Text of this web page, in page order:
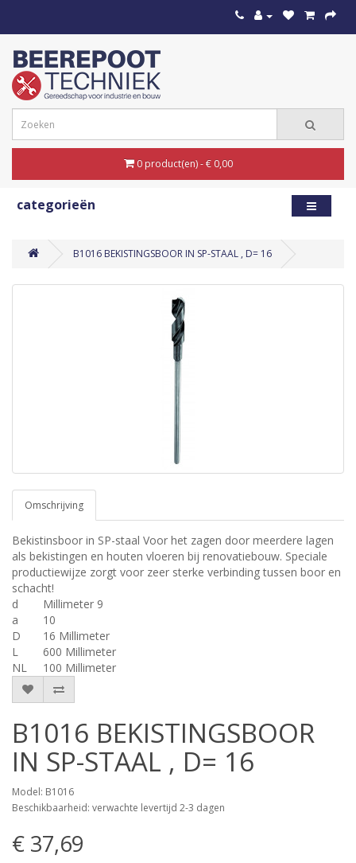
0 product(en) - € 0,00
categorieën
B1016 BEKISTINGSBOOR IN SP-STAAL , D= 16
Omschrijving
Bekistinsboor in SP-staal Voor het zagen door meerdere lagen
als bekistingen en houten vloeren bij renovatiebouw. Speciale
productiewijze zorgt voor zeer sterke verbinding tussen boor en
schacht!
d
Millimeter 9
a
10
D
16 Millimeter
L
600 Millimeter
NL
100 Millimeter
B1016 BEKISTINGSBOOR
IN SP-STAAL , D= 16
Model: B1016
Beschikbaarheid: verwachte levertijd 2-3 dagen
€ 37,69